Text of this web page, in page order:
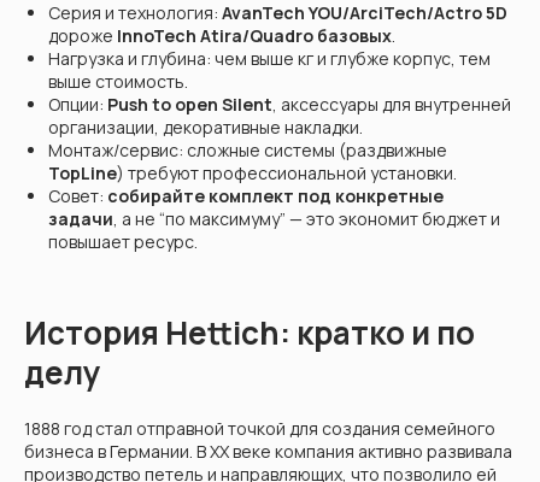
Серия и технология: AvanTech YOU/ArciTech/Actro 5D
дороже InnoTech Atira/Quadro базовых.
Нагрузка и глубина: чем выше кг и глубже корпус, тем
выше стоимость.
Опции: Push to open Silent, аксессуары для внутренней
организации, декоративные накладки.
Монтаж/сервис: сложные системы (раздвижные
TopLine) требуют профессиональной установки.
Совет: собирайте комплект под конкретные
задачи, а не “по максимуму” — это экономит бюджет и
повышает ресурс.
История Hettich: кратко и по
делу
1888 год стал отправной точкой для создания семейного
бизнеса в Германии. В XX веке компания активно развивала
производство петель и направляющих, что позволило ей